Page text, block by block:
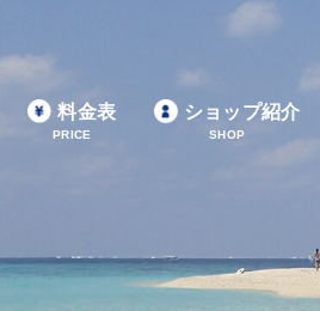
料金表
PRICE
ショップ紹介
SHOP